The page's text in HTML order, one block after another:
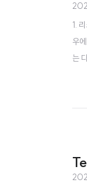
1.
우
는